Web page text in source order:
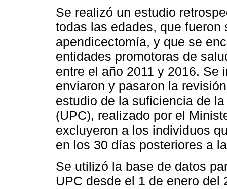
Se realizó un estudio
todas las edades, que
apendicectomía, y que se
entidades promotoras de
entre el año 2011 y 2016. Se
enviaron y pasaron la
estudio de la suficiencia de
(UPC), realizado por el
excluyeron a los individuos
en los 30 días posteriores a
Se utilizó la base de datos
UPC desde el 1 de enero del